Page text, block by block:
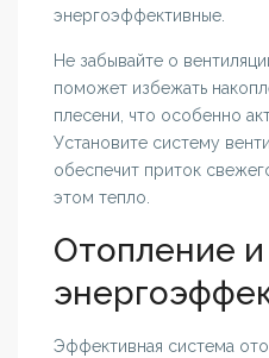
энергоэффективные.
Не забывайте о
поможет избежать
плесени, что особенно
Установите систему
обеспечит приток
этом тепло.
Отопление и
Эффективная система